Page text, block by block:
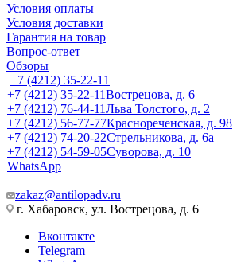
Условия оплаты
Условия доставки
Гарантия на товар
Вопрос-ответ
Обзоры
+7 (4212) 35-22-11
+7 (4212) 35-22-11Вострецова, д. 6
+7 (4212) 76-44-11Льва Толстого, д. 2
+7 (4212) 56-77-77Краснореченская, д. 98
+7 (4212) 74-20-22Стрельникова, д. 6а
+7 (4212) 54-59-05Суворова, д. 10
WhatsApp
zakaz@antilopadv.ru
г. Хабаровск, ул. Вострецова, д. 6
Вконтакте
Telegram